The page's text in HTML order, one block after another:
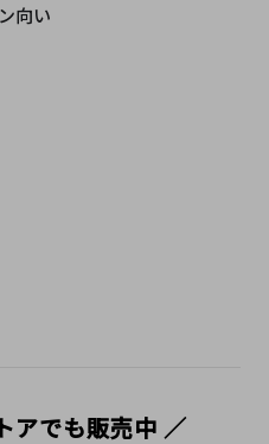
向い
アでも販売中 ／